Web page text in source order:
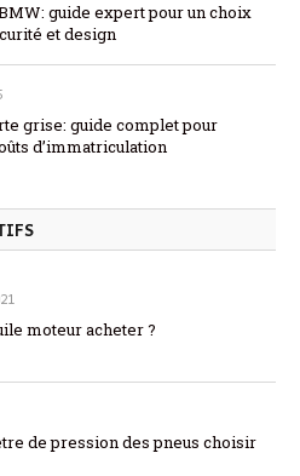
guide expert pour un choix
et design
grise: guide complet pour
d’immatriculation
moteur acheter ?
de pression des pneus choisir